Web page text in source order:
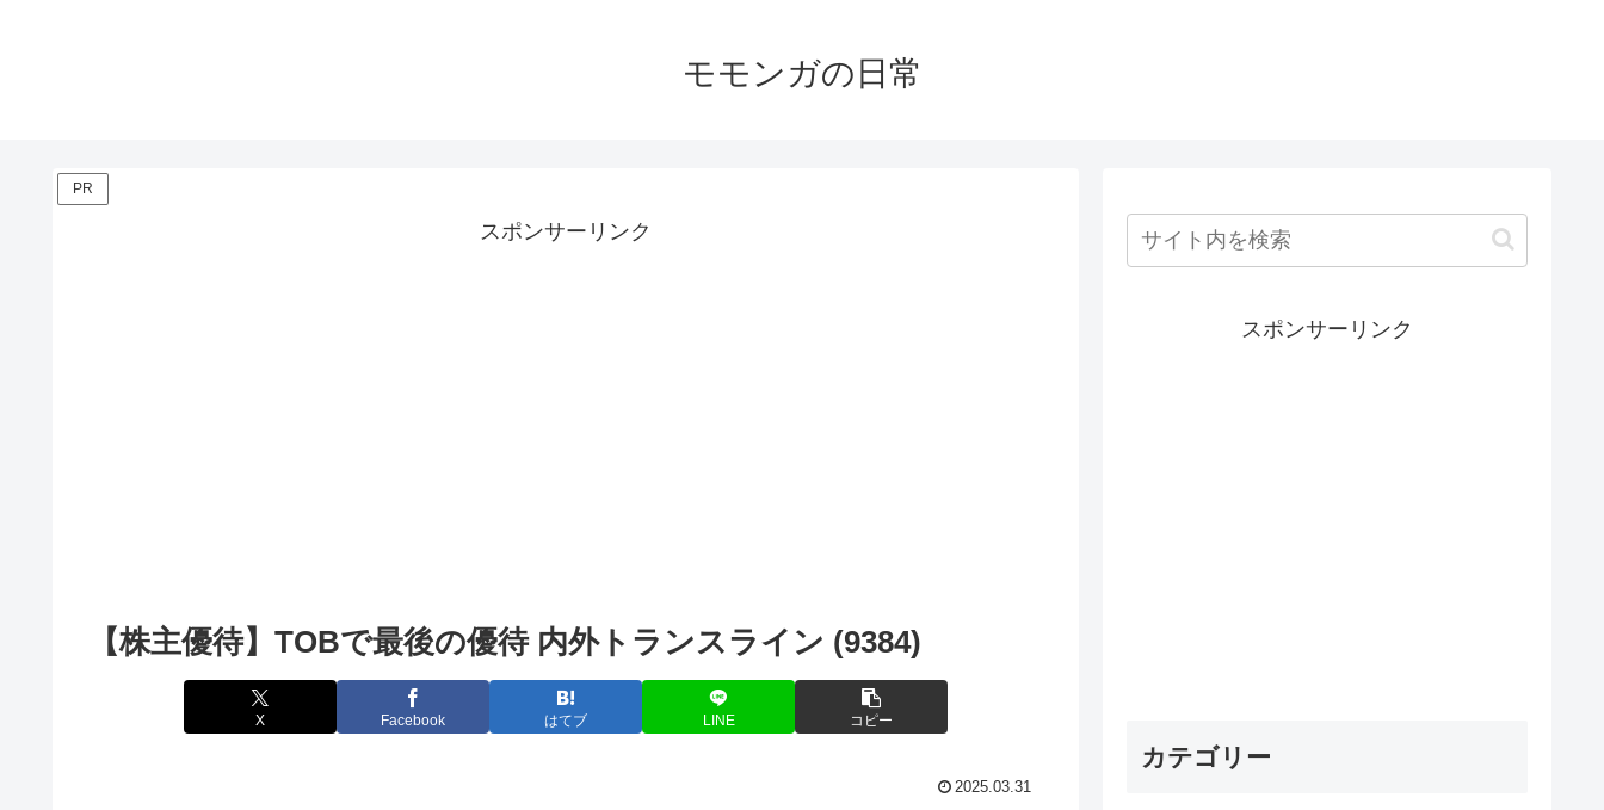
モモンガの日常
PR
スポンサーリンク
【株主優待】TOBで最後の優待 内外トランスライン (9384)
X Facebook はてブ LINE コピー
2025.03.31
スポンサーリンク
カテゴリー